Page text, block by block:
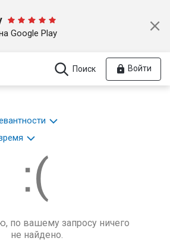
Google Play
Поиск Войти
по вашему запросу ничего
не найдено.